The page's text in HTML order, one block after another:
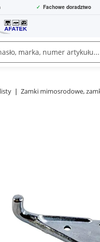
✓ Fachowe doradztwo
Zamki mimosrodowe,